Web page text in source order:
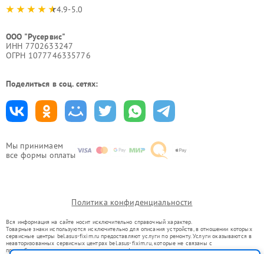
Мы принимаем
все формы оплаты
4.9-5.0
ООО "Русервис"
ИНН 7702633247
ОГРН 1077746335776
Поделиться в соц. сетях:
Политика конфиденциальности
Вся информация на сайте носит исключительно справочный характер.
Товарные знаки используются исключительно для описания устройств, в отношении которых
сервисные центры bel.asus-fixim.ru предоставляют услуги по ремонту. Услуги оказываются в
неавторизованных сервисных центрах bel.asus-fixim.ru, которые не связаны с
правообладателями товарных знаков или их официальными представителями.